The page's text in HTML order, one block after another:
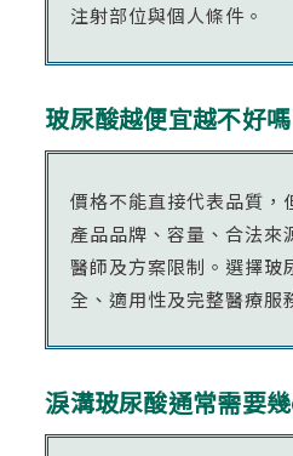
注射部位與個人條件。
玻尿酸越便宜越不好嗎
價格不能直接代表品質，
產品品牌、容量、合法來
醫師及方案限制。選擇玻
全、適用性及完整醫療服
淚溝玻尿酸通常需要